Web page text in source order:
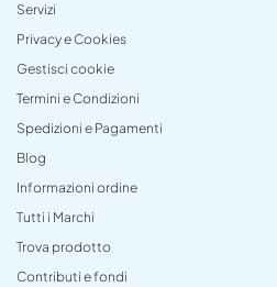
Servizi
Privacy e Cookies
Gestisci cookie
Termini e Condizioni
Spedizioni e Pagamenti
Blog
Informazioni ordine
Tutti i Marchi
Trova prodotto
Contributi e fondi